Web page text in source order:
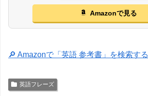
Amazonで見る
🔎 Amazonで「英語 参考書」を検索する
英語フレーズ